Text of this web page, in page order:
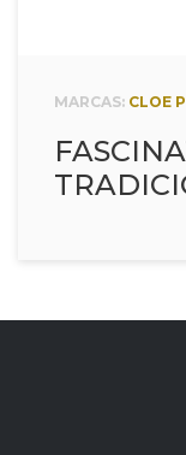
MARCAS: CLOE